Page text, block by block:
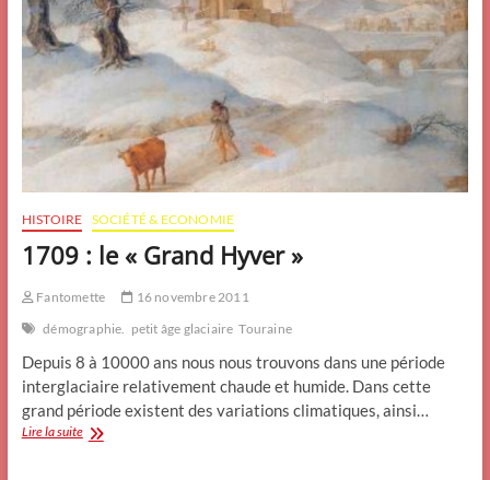
HISTOIRE SOCIÉTÉ & ECONOMIE
1709 : le « Grand Hyver »
Fantomette
16 novembre 2011
démographie. petit âge glaciaire Touraine
Depuis 8 à 10000 ans nous nous trouvons dans une période
interglaciaire relativement chaude et humide. Dans cette
grand période existent des variations climatiques, ainsi…
Lire la suite1709